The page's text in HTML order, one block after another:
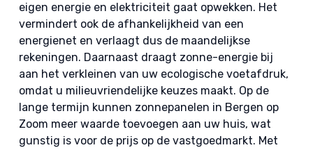
eigen energie en elektriciteit gaat opwekken. Het
vermindert ook de afhankelijkheid van een
energienet en verlaagt dus de maandelijkse
rekeningen. Daarnaast draagt zonne-energie bij
aan het verkleinen van uw ecologische voetafdruk,
omdat u milieuvriendelijke keuzes maakt. Op de
lange termijn kunnen zonnepanelen in Bergen op
Zoom meer waarde toevoegen aan uw huis, wat
gunstig is voor de prijs op de vastgoedmarkt. Met